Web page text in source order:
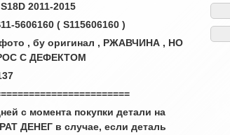
2011-2015
5606160 ( S115606160 )
, бу оригинал , РЖАВЧИНА , НО
С ДЕФЕКТОМ
с момента покупки детали на
ДЕНЕГ в случае, если деталь